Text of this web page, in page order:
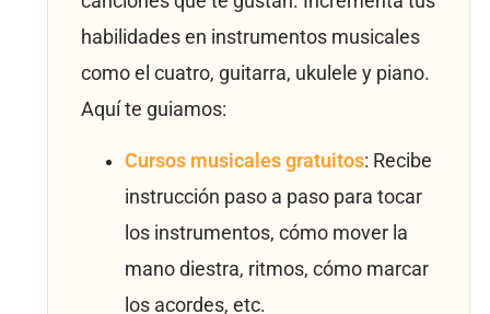
habilidades en instrumentos musicales
como el cuatro, guitarra, ukulele y piano.
Aquí te guiamos:
Cursos musicales gratuitos: Recibe
instrucción paso a paso para tocar
los instrumentos, cómo mover la
mano diestra, ritmos, cómo marcar
los acordes, etc.